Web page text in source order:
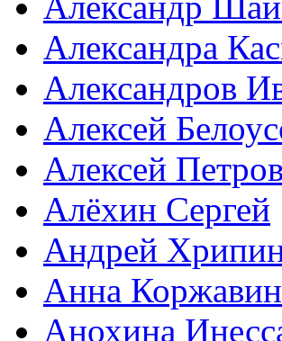
Александра
Александров
Алексей
Алексей Петров
Алёхин Сергей
Андрей
Анна
Анохина